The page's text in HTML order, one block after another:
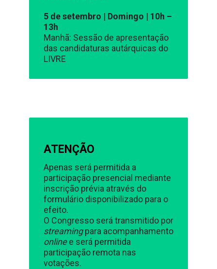
5 de setembro | Domingo | 10h –
13h
Manhã: Sessão de apresentação
das candidaturas autárquicas do
LIVRE
ATENÇÃO
Apenas será permitida a
participação presencial mediante
inscrição prévia através do
formulário disponibilizado para o
efeito.
O Congresso será transmitido por
streamingpara acompanhamento
onlinee será permitida
participação remota nas
votações.